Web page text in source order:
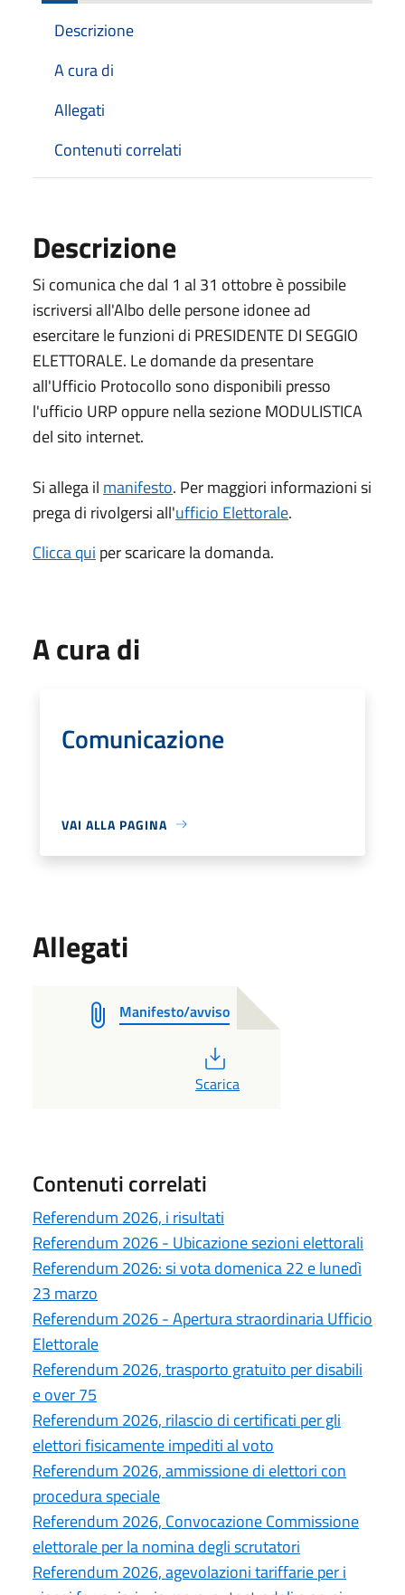
Descrizione
A cura di
Allegati
Contenuti correlati
Descrizione
Si comunica che dal 1 al 31 ottobre è possibile
iscriversi all'Albo delle persone idonee ad
esercitare le funzioni di PRESIDENTE DI SEGGIO
ELETTORALE. Le domande da presentare
all'Ufficio Protocollo sono disponibili presso
l'ufficio URP oppure nella sezione MODULISTICA
del sito internet.
Si allega il manifesto. Per maggiori informazioni si
prega di rivolgersi all'ufficio Elettorale.
Clicca qui per scaricare la domanda.
A cura di
Comunicazione
VAI ALLA PAGINA
Allegati
Manifesto/avviso
Scarica
Contenuti correlati
Referendum 2026, i risultati
Referendum 2026 - Ubicazione sezioni elettorali
Referendum 2026: si vota domenica 22 e lunedì
23 marzo
Referendum 2026 - Apertura straordinaria Ufficio
Elettorale
Referendum 2026, trasporto gratuito per disabili
e over 75
Referendum 2026, rilascio di certificati per gli
elettori fisicamente impediti al voto
Referendum 2026, ammissione di elettori con
procedura speciale
Referendum 2026, Convocazione Commissione
elettorale per la nomina degli scrutatori
Referendum 2026, agevolazioni tariffarie per i